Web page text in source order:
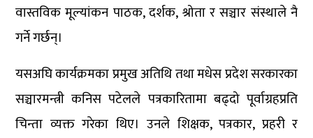
वास्तविक मूल्यांकन पाठक, दर्शक, श्रोता र सञ्चार संस्थाले नै
गर्ने गर्छन्।
यसअघि कार्यक्रमका प्रमुख अतिथि तथा मधेस प्रदेश सरकारका
सञ्चारमन्त्री कनिस पटेलले पत्रकारितामा बढ्दो पूर्वाग्रहप्रति
चिन्ता व्यक्त गरेका थिए। उनले शिक्षक, पत्रकार, प्रहरी र